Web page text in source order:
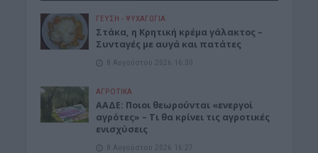
ΓΕΎΣΗ - ΨΥΧΑΓΩΓΊΑ
Στάκα, η Κρητική κρέμα γάλακτος –
Συνταγές με αυγά και πατάτες
8 Αυγούστου 2026 16:30
ΑΓΡΟΤΙΚΑ
ΑΑΔΕ: Ποιοι θεωρούνται «ενεργοί
αγρότες» – Τι θα κρίνει τις αγροτικές
ενισχύσεις
8 Αυγούστου 2026 16:27